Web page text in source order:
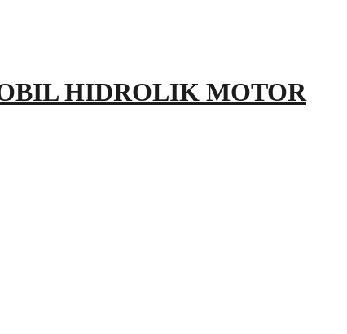
HIDROLIK MOTOR